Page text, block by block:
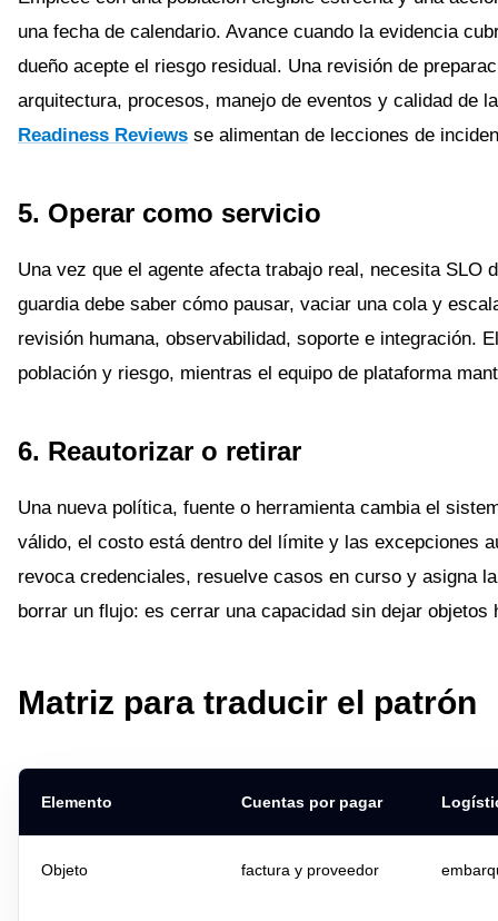
una fecha de calendario. Avance cuando la evidencia
dueño acepte el riesgo residual. Una revisión de
arquitectura, procesos, manejo de eventos y calidad de
Readiness Reviews se alimentan de lecciones de
5. Operar como servicio
Una vez que el agente afecta trabajo real, necesita SLO
guardia debe saber cómo pausar, vaciar una cola y
revisión humana, observabilidad, soporte e integración.
población y riesgo, mientras el equipo de plataforma
6. Reautorizar o retirar
Una nueva política, fuente o herramienta cambia el
válido, el costo está dentro del límite y las excepciones
revoca credenciales, resuelve casos en curso y asigna
borrar un flujo: es cerrar una capacidad sin dejar objetos
Matriz para traducir el patrón
Elemento Cuentas por pagar
Objeto factura y proveedor